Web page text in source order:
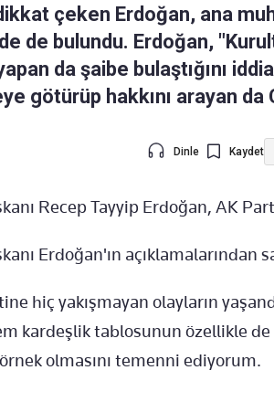
çeken Erdoğan, ana
de bulundu. Erdoğan,
da şaibe bulaştığını
götürüp hakkını arayan da
Dinle Kaydet
Recep Tayyip Erdoğan, AK
Erdoğan'ın açıklamalarından
hiç yakışmayan olayların
kardeşlik tablosunun özellikle
olmasını temenni ediyorum.